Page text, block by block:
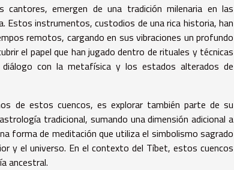
cantores, emergen de una tradición milenaria en las
Estos instrumentos, custodios de una rica historia, han
remotos, cargando en sus vibraciones un profundo
el papel que han jugado dentro de rituales y técnicas
con la metafísica y los estados alterados de
de estos cuencos, es explorar también parte de su
tradicional, sumando una dimensión adicional a
forma de meditación que utiliza el simbolismo sagrado
y el universo. En el contexto del Tíbet, estos cuencos
ancestral.